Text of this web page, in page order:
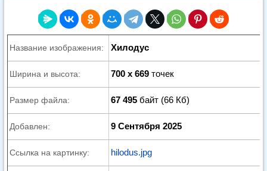
Название изображения: Хилодус
Ширина и высота: 700 x 669 точек
Размер файла: 67 495 байт (66 Кб)
Добавлен: 9 Сентября 2025
Ссылка на картинку: hilodus.jpg